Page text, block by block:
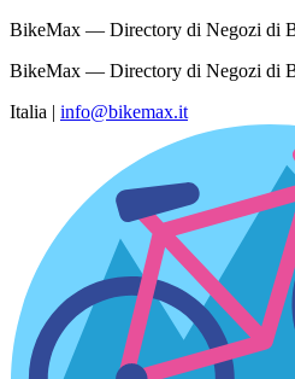
BikeMax — Directory di Negozi di
BikeMax — Directory di Negozi di
Italia | info@bikemax.it